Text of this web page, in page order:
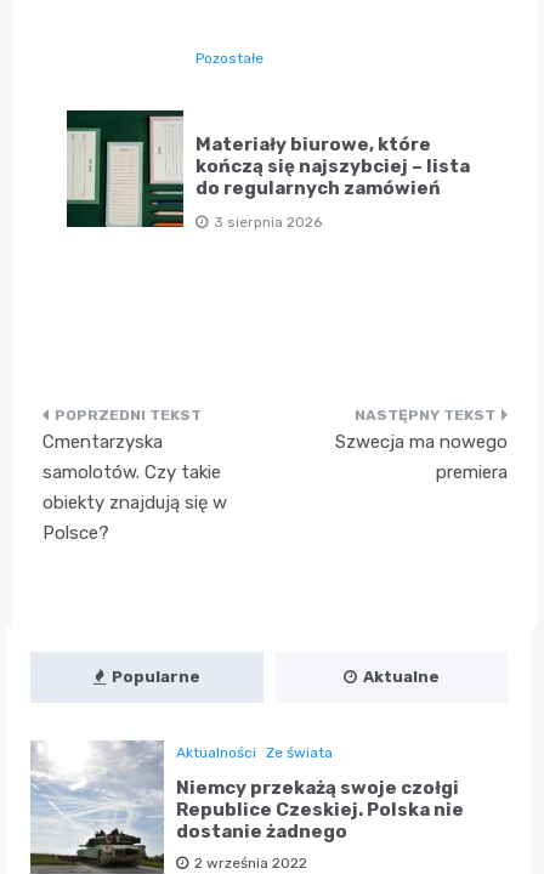
Pozostałe
Materiały biurowe, które
kończą się najszybciej – lista
do regularnych zamówień
3 sierpnia 2026
Nawigacja
wpisu
Cmentarzyska
samolotów. Czy takie
obiekty znajdują się w
Polsce?
Szwecja ma nowego
premiera
Popularne Aktualne
Aktualności Ze świata
Niemcy przekażą swoje czołgi
Republice Czeskiej. Polska nie
dostanie żadnego
2 września 2022